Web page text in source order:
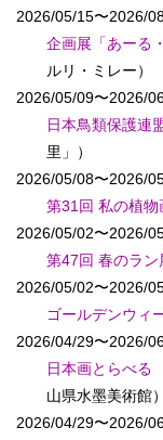
2026/05/15〜2026/
企画展「あーる
ルリ・ミレー）
2026/05/09〜2026/
日本鳥類保護連
里」）
2026/05/08〜2026/
第31回 私の植物
2026/05/02〜2026/
第47回 春のラン
2026/05/02〜2026/
ゴールデンウ
2026/04/29〜2026/
日本画とらべる
山県水墨美術館）
2026/04/29〜2026/